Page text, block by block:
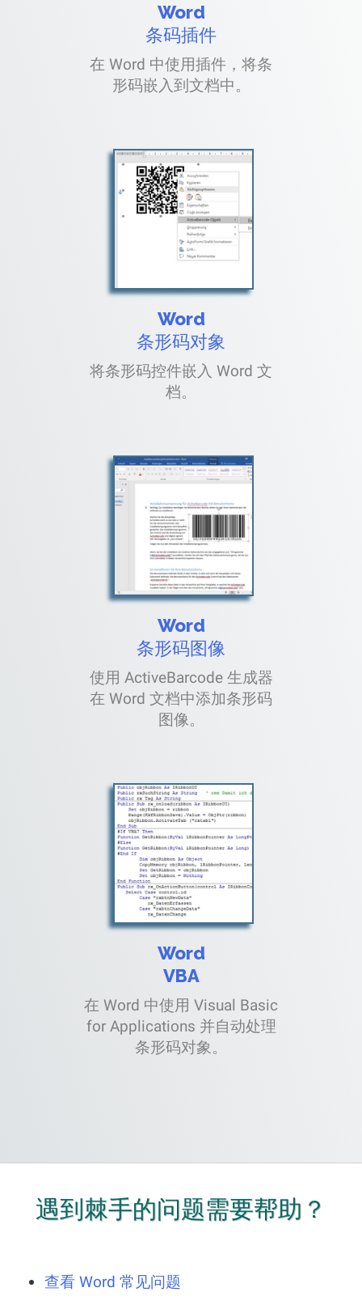
Word
条码插件
在 Word 中使用插件，将条
形码嵌入到文档中。
Word
条形码对象
将条形码控件嵌入 Word 文
档。
Word
条形码图像
使用 ActiveBarcode 生成器
在 Word 文档中添加条形码
图像。
Word
VBA
在 Word 中使用 Visual Basic
for Applications 并自动处理
条形码对象。
遇到棘手的问题需要帮助？
查看 Word 常见问题